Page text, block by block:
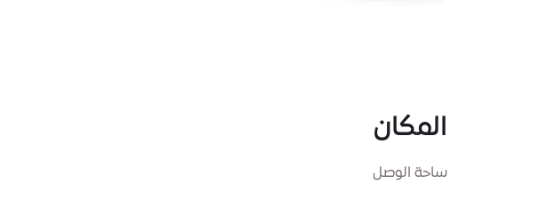
المكان
ساحة الوصل